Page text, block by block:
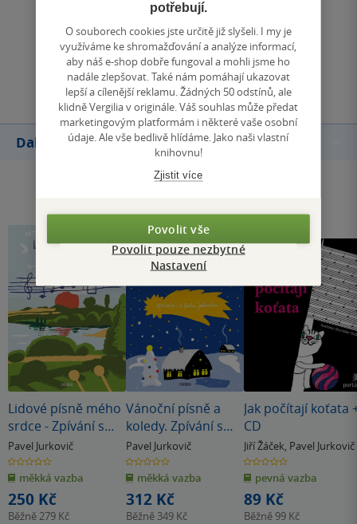
Zobrazit všechna hodnocení
Přidat hodnocení
Další knihy autora
Lidové písně mého
srdce - Zpívání s
Pavlem Jurkovičem
Pavel Jurkovič
0.0
z
5
hvězdiček
měkká vazba
250 Kč
Běžně279 Kč
Vánoční písně a
koledy. Zpívání s
Pavlem Jurkovičem
Pavel Jurkovič
0.0
z
5
hvězdiček
měkká vazba
312 Kč
Běžně 349 Kč
Jak počítají koťata
CD
Jiří Žáček, Pavel Jurkovič
0.0
z
5
hvězdiček
pevná vazba
89 Kč
Běžně 99 Kč
potřebují.
O souborech cookies jste určitě již slyšeli. I my je
využíváme ke shromažďování a analýze informací,
aby náš e-shop dobře fungoval a mohli jsme ho
nadále zlepšovat. Také nám pomáhají ukazovat
lepší a cílenější reklamu. Žádných 50 odstínů, ale
klidně Vergilia v originále. Váš souhlas může předat
marketingovým platformám i některé vaše osobní
údaje. Ale vše bedlivě hlídáme. Jako naši vlastní
knihovnu!
Zjistit více
Povolit vše
Povolit pouze nezbytné
Nastavení